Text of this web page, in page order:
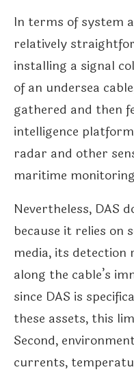
In terms of system
relatively
installing a signal
of an undersea
gathered and then
intelligence
radar and other
maritime
Nevertheless, DAS
because it relies on
media, its detection
along the cable’s
since DAS is
these assets, this
Second,
currents,